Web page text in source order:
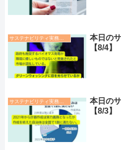
本日の
【8/4】
本日の
【8/3】